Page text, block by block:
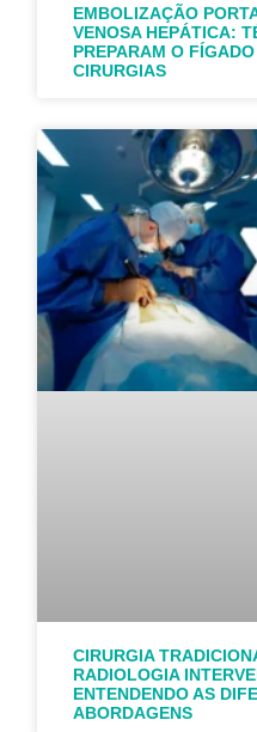
EMBOLIZAÇÃO
VENOSA HEPÁTICA:
PREPARAM O
CIRURGIAS
CIRURGIA
RADIOLOGIA
ENTENDENDO AS
ABORDAGENS